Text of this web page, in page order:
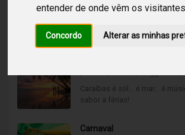
entender de onde vêm os
Concordo Alterar as minhas
/Instrumental/Orquestra/
canal cheio de ritmo, classe e
para criar
alto entusiasmo.
Caraíbas é sol… é mar… é
sabor a férias!
atlântico juntas num só canal.
Carnaval